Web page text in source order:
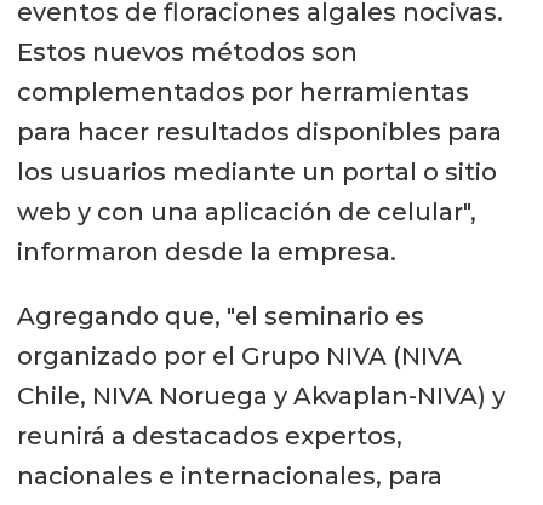
eventos de floraciones algales nocivas.
Estos nuevos métodos son
complementados por herramientas
para hacer resultados disponibles para
los usuarios mediante un portal o sitio
web y con una aplicación de celular",
informaron desde la empresa.
Agregando que, "el seminario es
organizado por el Grupo NIVA (NIVA
Chile, NIVA Noruega y Akvaplan-NIVA) y
reunirá a destacados expertos,
nacionales e internacionales, para